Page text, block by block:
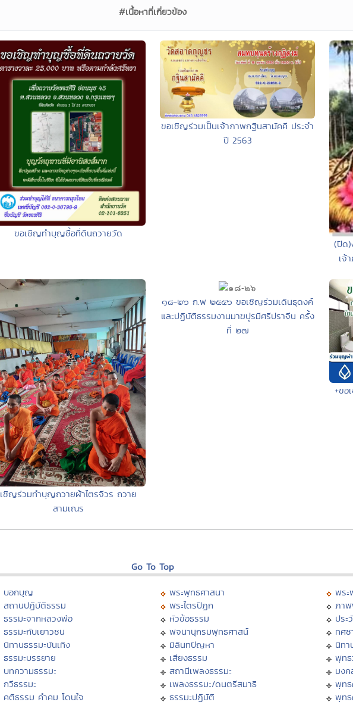
#เนื้อหาที่เกี่ยวข้อง
ขอเชิญทำบุญซื้อที่ดินถวายวัด
ขอเชิญร่วมเป็นเจ้าภาพกฐินสามัคคี ประจำ
ปี 2563
(ปิด
เจ้
เชิญร่วมทำบุญถวายผ้าไตรจีวร ถวาย
สามเณร
๑๘-๒๖ ก.พ ๒๕๕๖ ขอเชิญร่วมเดินธุดงค์
และปฏิบัติธรรมงานมาฆปูรมีศรีปราจีน ครั้ง
ที่ ๒๗
+ขอ
Go To Top
บอกบุญ
สถานปฏิบัติธรรม
ธรรมะจากหลวงพ่อ
ธรรมะกับเยาวชน
นิทานธรรมะบันเทิง
ธรรมะบรรยาย
บทความธรรมะ
กวีธรรมะ
คติธรรม คำคม โดนใจ
พระพุทธศาสนา
พระไตรปิฏก
หัวข้อธรรม
พจนานุกรมพุทธศาสน์
มิลินทปัญหา
เสียงธรรม
สถานีเพลงธรรมะ
เพลงธรรมะ/ดนตรีสมาธิ
ธรรมะปฏิบัติ
พระ
ภาพ
ประ
ทศ
นิทา
พุทธ
มง
พุท
พุท